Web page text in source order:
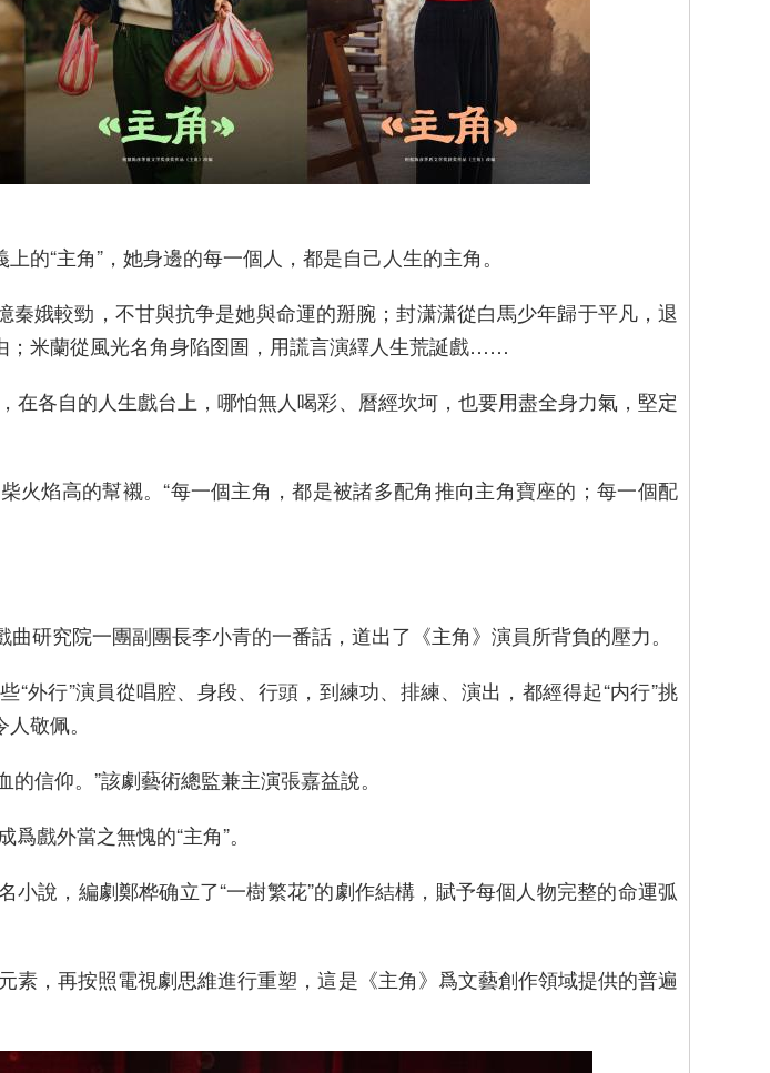
“主角”，她身邊的每一個人，都是自己人生的主角。
較勁，不甘與抗争是她與命運的掰腕；封潇潇從白馬少年歸于平凡，退
；米蘭從風光名角身陷囹圄，用謊言演繹人生荒誕戲……
自的人生戲台上，哪怕無人喝彩、曆經坎坷，也要用盡全身力氣，堅定
焰高的幫襯。“每一個主角，都是被諸多配角推向主角寶座的；每一個配
研究院一團副團長李小青的一番話，道出了《主角》演員所背負的壓力。
行”演員從唱腔、身段、行頭，到練功、排練、演出，都經得起“内行”挑
敬佩。
信仰。”該劇藝術總監兼主演張嘉益說。
戲外當之無愧的“主角”。
，編劇鄭桦确立了“一樹繁花”的劇作結構，賦予每個人物完整的命運弧
，再按照電視劇思維進行重塑，這是《主角》爲文藝創作領域提供的普遍